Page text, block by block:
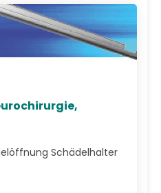
Schädelhalter